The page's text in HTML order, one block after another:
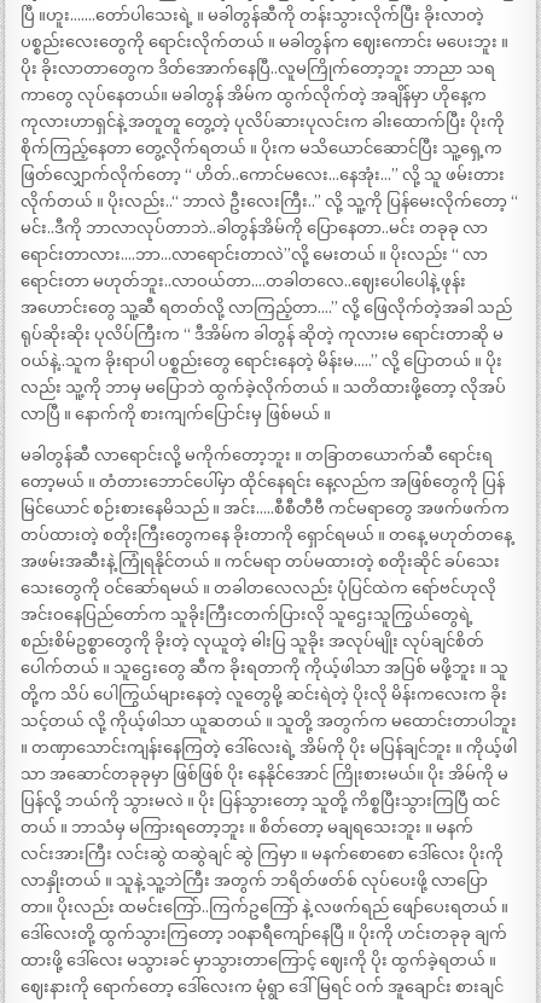
ပြီ ။ဟူး…….တော်ပါသေးရဲ့ ။ မခါတွန်ဆီကို တန်းသွားလိုက်ပြီး ခိုးလာတဲ့
ပစ္စည်းလေးတွေကို ရောင်းလိုက်တယ် ။ မခါတွန်က ဈေးကောင်း မပေးဘူး ။
ပိုး ခိုးလာတာတွေက ဒိတ်အောက်နေပြီ..လူမကြိုက်တော့ဘူး ဘာညာ သရ
ကာတွေ လုပ်နေတယ်။ မခါတွန် အိမ်က ထွက်လိုက်တဲ့ အချိန်မှာ ဟိုနေ့က
ကုလားဟာရှင်နဲ့ အတူတူ တွေ့တဲ့ ပုလိပ်ဆားပုလင်းက ခါးထောက်ပြီး ပိုးကို
စိုက်ကြည့်နေတာ တွေ့လိုက်ရတယ် ။ ပိုးက မသိယောင်ဆောင်ပြီး သူ့ရှေ့က
ဖြတ်လျှောက်လိုက်တော့ “ ဟိတ်..ကောင်မလေး…နေအုံး…” လို့ သူ ဖမ်းတား
လိုက်တယ် ။ ပိုးလည်း..“ ဘာလဲ ဦးလေးကြီး..” လို့ သူ့ကို ပြန်မေးလိုက်တော့ “
မင်း..ဒီကို ဘာလာလုပ်တာဘဲ..ခါတွန်အိမ်ကို ပြောနေတာ..မင်း တခုခု လာ
ရောင်းတာလား….ဘာ…လာရောင်းတာလဲ”လို့ မေးတယ် ။ ပိုးလည်း “ လာ
ရောင်းတာ မဟုတ်ဘူး..လာဝယ်တာ….တခါတလေ..ဈေးပေါပေါနဲ့ ဖုန်း
အဟောင်းတွေ သူ့ဆီ ရတတ်လို့ လာကြည့်တာ….” လို့ ဖြေလိုက်တဲ့အခါ သည်
ရုပ်ဆိုးဆိုး ပုလိပ်ကြီးက “ ဒီအိမ်က ခါတွန် ဆိုတဲ့ ကုလားမ ရောင်းတာဆို မ
ဝယ်နဲ့..သူက ခိုးရာပါ ပစ္စည်းတွေ ရောင်းနေတဲ့ မိန်းမ…..” လို့ ပြောတယ် ။ ပိုး
လည်း သူ့ကို ဘာမှ မပြောဘဲ ထွက်ခဲ့လိုက်တယ် ။ သတိထားဖို့တော့ လိုအပ်
လာပြီ ။ နောက်ကို စားကျက်ပြောင်းမှ ဖြစ်မယ် ။
မခါတွန်ဆီ လာရောင်းလို့ မကိုက်တော့ဘူး ။ တခြာတယောက်ဆီ ရောင်းရ
တော့မယ် ။ တံတားဘောင်ပေါ်မှာ ထိုင်နေရင်း နေ့လည်က အဖြစ်တွေကို ပြန်
မြင်ယောင် စဉ်းစားနေမိသည် ။ အင်း…..စီစီတီဗီ ကင်မရာတွေ အဖက်ဖက်က
တပ်ထားတဲ့ စတိုးကြီးတွေကနေ ခိုးတာကို ရှောင်ရမယ် ။ တနေ့ မဟုတ်တနေ့
အဖမ်းအဆီးနဲ့ ကြုံရနိုင်တယ် ။ ကင်မရာ တပ်မထားတဲ့ စတိုးဆိုင် ခပ်သေး
သေးတွေကို ဝင်ဆော်ရမယ် ။ တခါတလေလည်း ပုံပြင်ထဲက ရော်ဗင်ဟုလို
အင်းဝနေပြည်တော်က သူခိုးကြီးငတက်ပြားလို သူဌေးသူကြွယ်တွေရဲ့
စည်းစိမ်ဥစ္စာတွေကို ခိုးတဲ့ လုယူတဲ့ ဓါးပြ သူခိုး အလုပ်မျိုး လုပ်ချင်စိတ်
ပေါက်တယ် ။ သူဌေးတွေ ဆီက ခိုးရတာကို ကိုယ့်ဖါသာ အပြစ် မဖို့ဘူး ။ သူ
တို့က သိပ် ပေါကြွယ်များနေတဲ့ လူတွေမို့ ဆင်းရဲတဲ့ ပိုးလို မိန်းကလေးက ခိုး
သင့်တယ် လို့ ကိုယ့်ဖါသာ ယူဆတယ် ။ သူတို့ အတွက်က မထောင်းတာပါဘူး
။ တဏှာသောင်းကျန်းနေကြတဲ့ ဒေါ်လေးရဲ့ အိမ်ကို ပိုး မပြန်ချင်ဘူး ။ ကိုယ့်ဖါ
သာ အဆောင်တခုခုမှာ ဖြစ်ဖြစ် ပိုး နေနိုင်အောင် ကြိုးစားမယ်။ ပိုး အိမ်ကို မ
ပြန်လို့ ဘယ်ကို သွားမလဲ ။ ပိုး ပြန်သွားတော့ သူတို့ ကိစ္စပြီးသွားကြပြီ ထင်
တယ် ။ ဘာသံမှ မကြားရတော့ဘူး ။ စိတ်တော့ မချရသေးဘူး ။ မနက်
လင်းအားကြီး လင်းဆွဲ ထဆွဲချင် ဆွဲ ကြမှာ ။ မနက်စောစော ဒေါ်လေး ပိုးကို
လာနှိုးတယ် ။ သူနဲ့ သူ့ဘဲကြီး အတွက် ဘရိတ်ဖတ်စ် လုပ်ပေးဖို့ လာပြော
တာ။ ပိုးလည်း ထမင်းကြော်..ကြက်ဥကြော် နဲ့ လဖက်ရည် ဖျော်ပေးရတယ် ။
ဒေါ်လေးတို့ ထွက်သွားကြတော့ ၁၀နာရီကျော်နေပြီ ။ ပိုးကို ဟင်းတခုခု ချက်
ထားဖို့ ဒေါ်လေး မသွားခင် မှာသွားတာကြောင့် ဈေးကို ပိုး ထွက်ခဲ့ရတယ် ။
ဈေးနားကို ရောက်တော့ ဒေါ်လေးက မုံရွာ ဒေါ်မြရင် ဝက် အူချောင်း စားချင်